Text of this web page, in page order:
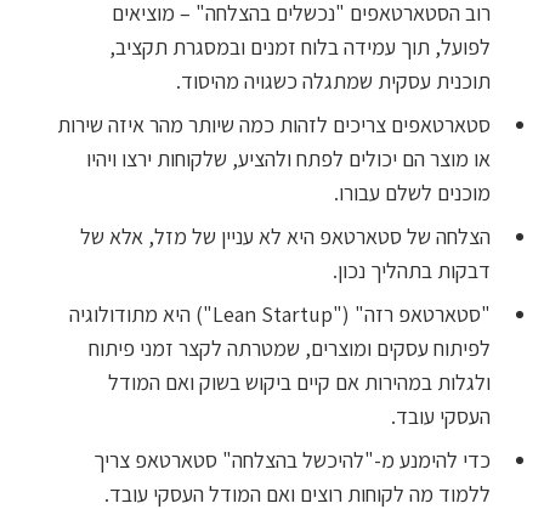
רוב הסטארטאפים "נכשלים בהצלחה" – מוציאים
לפועל, תוך עמידה בלוח זמנים ובמסגרת תקציב,
תוכנית עסקית שמתגלה כשגויה מהיסוד.
סטארטאפים צריכים לזהות כמה שיותר מהר איזה שירות
או מוצר הם יכולים לפתח ולהציע, שלקוחות ירצו ויהיו
מוכנים לשלם עבורו.
הצלחה של סטארטאפ היא לא עניין של מזל, אלא של
דבקות בתהליך נכון.
"סטארטאפ רזה" ("Lean Startup") היא מתודולוגיה
לפיתוח עסקים ומוצרים, שמטרתה לקצר זמני פיתוח
ולגלות במהירות אם קיים ביקוש בשוק ואם המודל
העסקי עובד.
כדי להימנע מ-"להיכשל בהצלחה" סטארטאפ צריך
ללמוד מה לקוחות רוצים ואם המודל העסקי עובד.